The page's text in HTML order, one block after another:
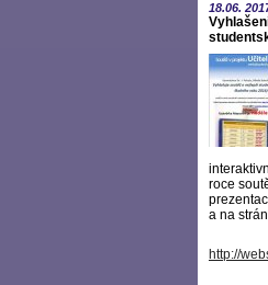
18.06.
roce
a na
http://